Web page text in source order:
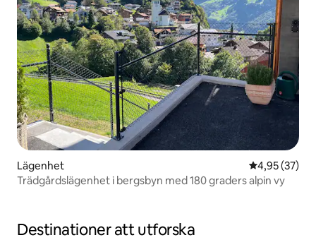
Lägenhet 4,95 av 5 i
4,95 (37)
Trädgårdslägenhet i bergsbyn med 180 graders alpin vy
Destinationer att utforska